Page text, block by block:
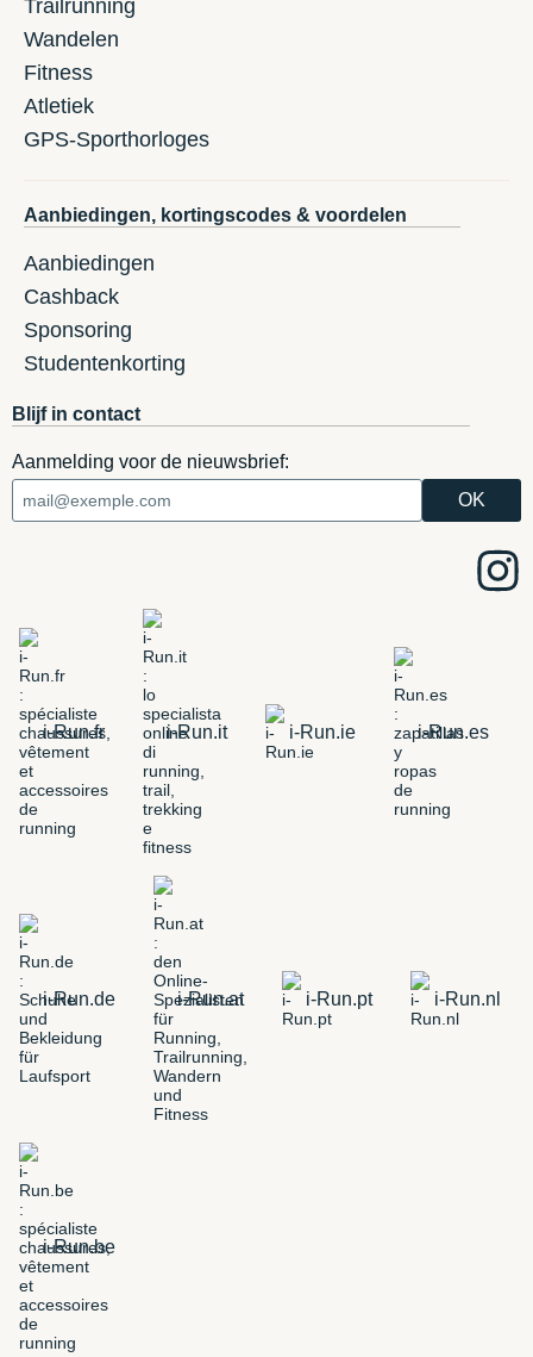
Trailrunning
Wandelen
Fitness
Atletiek
GPS-Sporthorloges
Aanbiedingen, kortingscodes & voordelen
Aanbiedingen
Cashback
Sponsoring
Studentenkorting
Blijf in contact
Aanmelding voor de nieuwsbrief:
i-Run.fr i-Run.it i-Run.ie i-Run.es
i-Run.de i-Run.at i-Run.pt i-Run.nl
i-Run.be